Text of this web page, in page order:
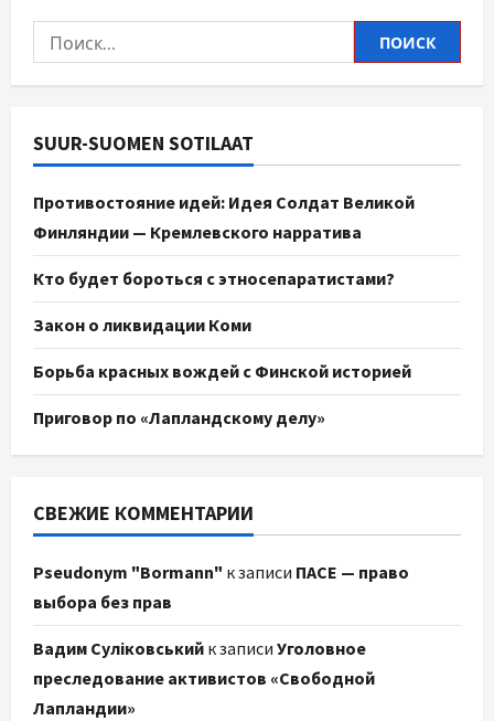
SUUR-SUOMEN SOTILAAT
Противостояние идей: Идея Солдат Великой
Финляндии — Кремлевского нарратива
Кто будет бороться с этносепаратистами?
Закон о ликвидации Коми
Борьба красных вождей с Финской историей
Приговор по «Лапландскому делу»
СВЕЖИЕ КОММЕНТАРИИ
Pseudonym "Bormann" к записи ПАСЕ — право
выбора без прав
Вадим Суліковський к записи Уголовное
преследование активистов «Свободной
Лапландии»